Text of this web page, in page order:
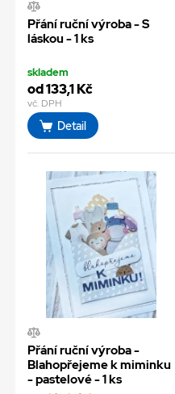
Přání ruční výroba - S
láskou - 1 ks
skladem
od 133,1 Kč
vč. DPH
Detail
Přání ruční výroba -
Blahopřejeme k miminku
- pastelové - 1 ks